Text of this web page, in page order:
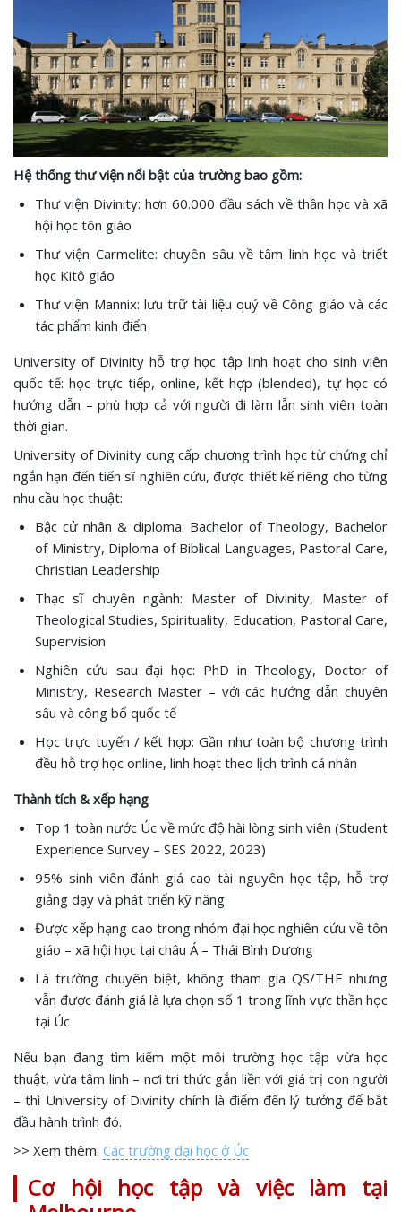
Hệ thống thư viện nổi bật của trường bao gồm:
Thư viện Divinity: hơn 60.000 đầu sách về thần học và xã
hội học tôn giáo
Thư viện Carmelite: chuyên sâu về tâm linh học và triết
học Kitô giáo
Thư viện Mannix: lưu trữ tài liệu quý về Công giáo và các
tác phẩm kinh điển
University of Divinity hỗ trợ học tập linh hoạt cho sinh viên
quốc tế: học trực tiếp, online, kết hợp (blended), tự học có
hướng dẫn – phù hợp cả với người đi làm lẫn sinh viên toàn
thời gian.
University of Divinity cung cấp chương trình học từ chứng chỉ
ngắn hạn đến tiến sĩ nghiên cứu, được thiết kế riêng cho từng
nhu cầu học thuật:
Bậc cử nhân & diploma: Bachelor of Theology, Bachelor
of Ministry, Diploma of Biblical Languages, Pastoral Care,
Christian Leadership
Thạc sĩ chuyên ngành: Master of Divinity, Master of
Theological Studies, Spirituality, Education, Pastoral Care,
Supervision
Nghiên cứu sau đại học: PhD in Theology, Doctor of
Ministry, Research Master – với các hướng dẫn chuyên
sâu và công bố quốc tế
Học trực tuyến / kết hợp: Gần như toàn bộ chương trình
đều hỗ trợ học online, linh hoạt theo lịch trình cá nhân
Thành tích & xếp hạng
Top 1 toàn nước Úc về mức độ hài lòng sinh viên (Student
Experience Survey – SES 2022, 2023)
95% sinh viên đánh giá cao tài nguyên học tập, hỗ trợ
giảng dạy và phát triển kỹ năng
Được xếp hạng cao trong nhóm đại học nghiên cứu về tôn
giáo – xã hội học tại châu Á – Thái Bình Dương
Là trường chuyên biệt, không tham gia QS/THE nhưng
vẫn được đánh giá là lựa chọn số 1 trong lĩnh vực thần học
tại Úc
Nếu bạn đang tìm kiếm một môi trường học tập vừa học
thuật, vừa tâm linh – nơi tri thức gắn liền với giá trị con người
– thì University of Divinity chính là điểm đến lý tưởng để bắt
đầu hành trình đó.
>> Xem thêm: Các trường đại học ở Úc
Cơ hội học tập và việc làm tại